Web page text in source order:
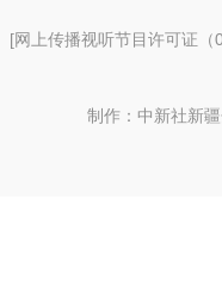
[网上传播视听节目许可证（
制作：中新社